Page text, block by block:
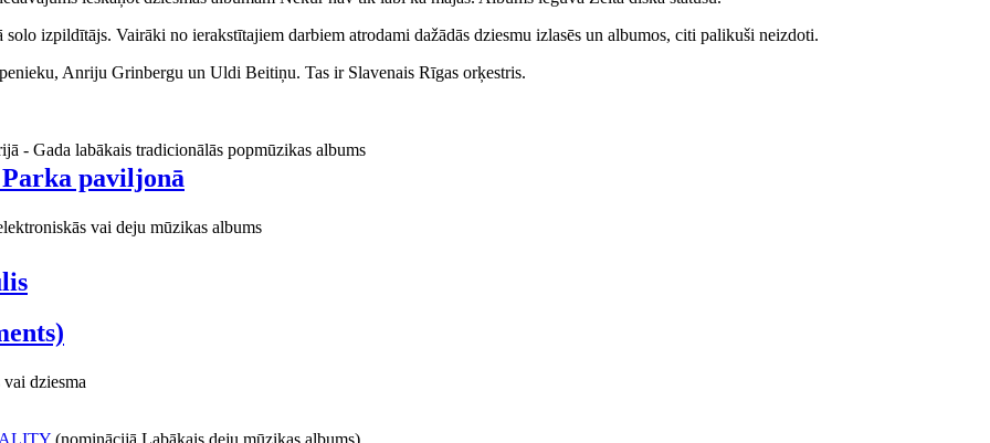
paviljonā
izpildītājs. Vairāki no ierakstītajiem darbiem atrodami dažādās dziesmu izlasēs un albumos, citi palikuši neizdoti.
Anriju Grinbergu un Uldi Beitiņu. Tas ir Slavenais Rīgas orķestris.
- Gada labākais tradicionālās popmūzikas albums
vai deju mūzikas albums
dziesma
(nominācijā Labākais deju mūzikas albums)